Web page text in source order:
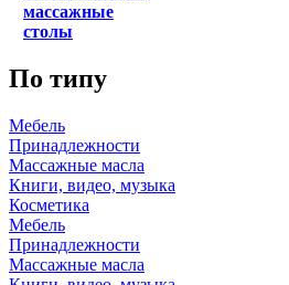
массажные
столы
По типу
Мебель
Принадлежности
Массажные масла
Книги, видео, музыка
Косметика
Мебель
Принадлежности
Массажные масла